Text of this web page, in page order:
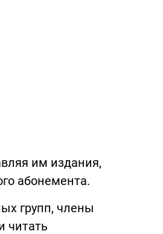
им издания,
абонемента.
групп, члены
читать